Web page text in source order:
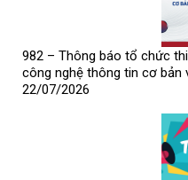
982 – Thông báo tổ chức
công nghệ thông tin cơ bản
22/07/2026